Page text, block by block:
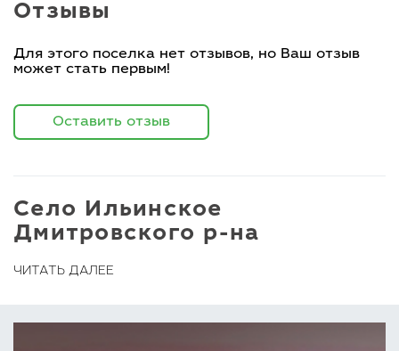
Отзывы
Для этого поселка нет отзывов, но Ваш отзыв
может стать первым!
Оставить отзыв
Село Ильинское
Дмитровского р-на
Село Ильинское Дмитровского района –
располагается лучшая в Подмосковье
ЧИТАТЬ ДАЛЕЕ